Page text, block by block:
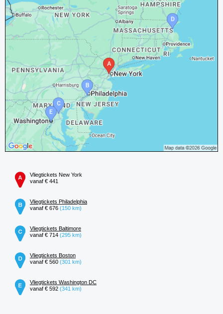
Vliegtickets New York
vanaf € 441
Vliegtickets Philadelphia
vanaf € 676 (150 km)
Vliegtickets Baltimore
vanaf € 714 (295 km)
Vliegtickets Boston
vanaf € 560 (301 km)
Vliegtickets Washington DC
vanaf € 592 (341 km)